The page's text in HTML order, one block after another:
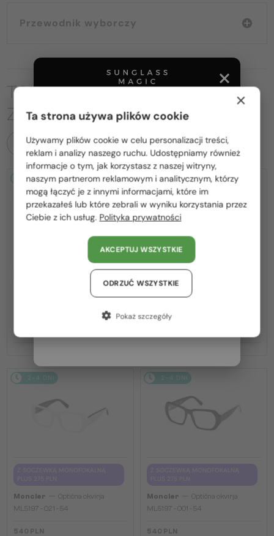
Przewodnik wyborczy
TO MOŻE CIĘ RÓWNIEŻ
ZAINTERESOWAĆ
WSZYSTKIE PRODUKTY
2-4 DNI
Z SOCZEWKĄ MONOFOKALNĄ
Optična okvirja
540 PLN
2-4 DNI
Z SOCZEWKĄ MONOFOKALNĄ
PLUS 275 PLN
Moncler—Optična okvirja
2-4 DNI
Moncler
Optična okvirja
ML5197 - 021 - 54
540 PLN
2-4 DNI
Moncler
Optična okvirja
ML5197 - 001 - 54
540 PLN
Proszę wybierz z listy odpowiedni dla Ciebie kraj:
Polska / PL
România / RO
Magyarország / HU
United Arab Emirates / EN
Austria / AT
Niemcy / DE
×
Ta strona używa plików cookie
Używamy plików cookie w celu personalizacji treści,
reklam i analizy naszego ruchu. Udostępniamy również
informacje o tym, jak korzystasz z naszej witryny,
naszym partnerom reklamowym i analitycznym, którzy
mogą łączyć je z innymi informacjami, które im
przekazałeś lub które zebrali w wyniku korzystania przez
Ciebie z ich usług. Polityka prywatności
AKCEPTUJ WSZYSTKIE
ODRZUĆ WSZYSTKIE
Pokaż szczegóły